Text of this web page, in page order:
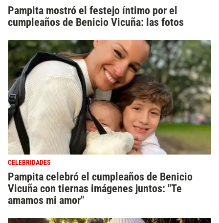
Pampita mostró el festejo íntimo por el
cumpleaños de Benicio Vicuña: las fotos
CELEBRIDADES
Pampita celebró el cumpleaños de Benicio
Vicuña con tiernas imágenes juntos: "Te
amamos mi amor"